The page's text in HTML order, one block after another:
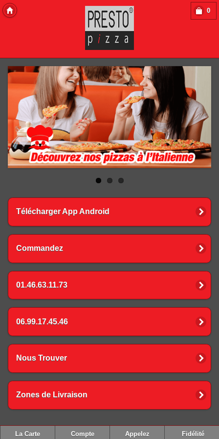
0
Télécharger App Android
Commandez
01.46.63.11.73
06.99.17.45.46
Nous Trouver
Zones de Livraison
La Carte Compte Appelez Fidélité
Copyright 2013 Des-Click Com